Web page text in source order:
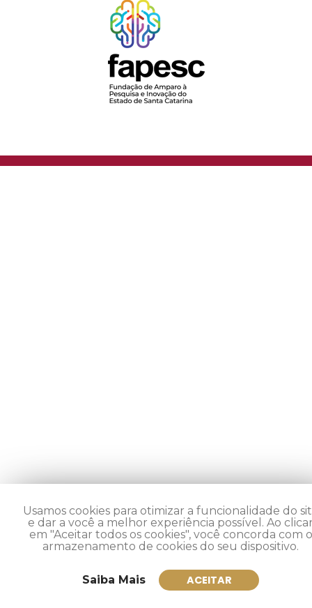
Inscreva-se
Usamos cookies para otimizar a funcionalidade do
e dar a você a melhor experiência possível. Ao
em "Aceitar todos os cookies", você concorda com o
armazenamento de cookies do seu dispositivo.
Saiba Mais ACEITAR